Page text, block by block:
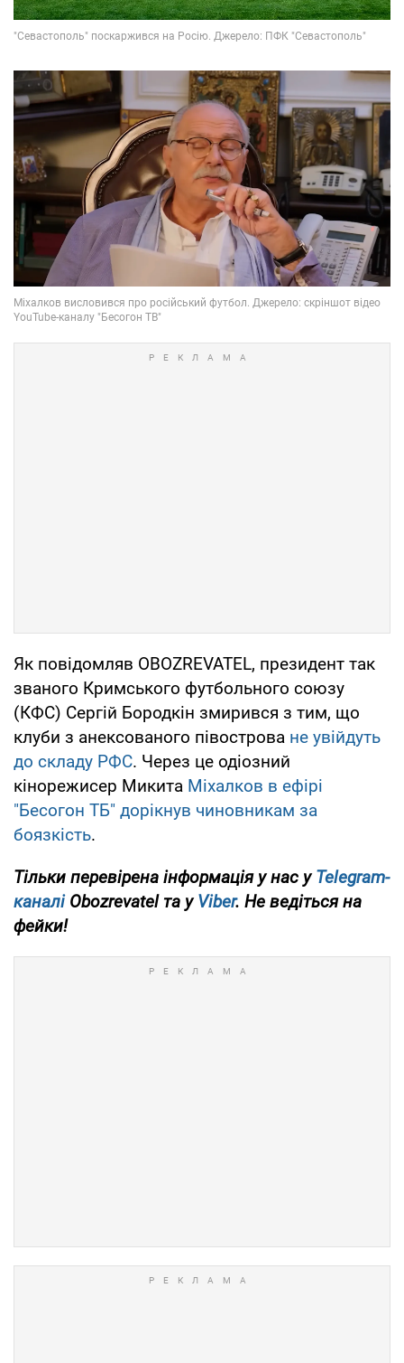
Як повідомляв OBOZREVATEL, президент так
званого Кримського футбольного союзу
(КФС) Сергій Бородкін змирився з тим, що
клуби з анексованого півострова не увійдуть
до складу РФС. Через це одіозний
кінорежисер Микита Міхалков в ефірі
"Бесогон ТБ" дорікнув чиновникам за
боязкість.
Тільки перевірена інформація у нас уTelegram-
каналіObozrevatel та уViber. Не ведіться на
фейки!